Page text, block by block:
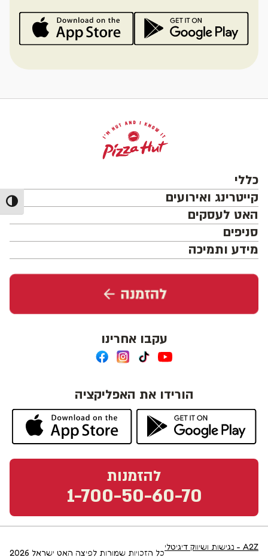
מתג
כללי
קייטרינג ואירועים
האט לעסקים
סניפים
מידע ותמיכה
עקבו אחרינו
הורידו את האפליקציה
להזמנות
1-700-50-60-70
A2Z - נגישות ושיווק דיגיטלי
כל הזכויות שמורות לפיצה האט ישראל 2026